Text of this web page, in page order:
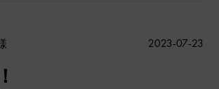
公
2023-07-23